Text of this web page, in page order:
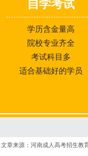
自学考试
学历含金量高
院校专业齐全
考试科目多
适合基础好的学员
报名条件
文章来源：河南成人高考招生教